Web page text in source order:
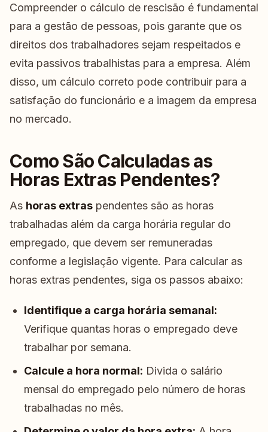
Compreender o cálculo de rescisão é fundamental
para a gestão de pessoas, pois garante que os
direitos dos trabalhadores sejam respeitados e
evita passivos trabalhistas para a empresa. Além
disso, um cálculo correto pode contribuir para a
satisfação do funcionário e a imagem da empresa
no mercado.
Como São Calculadas as
Horas Extras Pendentes?
As horas extras pendentes são as horas
trabalhadas além da carga horária regular do
empregado, que devem ser remuneradas
conforme a legislação vigente. Para calcular as
horas extras pendentes, siga os passos abaixo:
Identifique a carga horária semanal:
Verifique quantas horas o empregado deve
trabalhar por semana.
Calcule a hora normal: Divida o salário
mensal do empregado pelo número de horas
trabalhadas no mês.